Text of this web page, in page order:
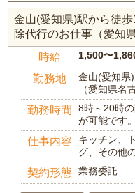
金山(愛知県)駅から徒
除代行のお仕事（愛知
時給 1,500〜
勤務地
金山(愛知県
（愛知県名
勤務時間
8時～20時
が可能です
仕事内容
キッチン、
グ、その他
契約形態 業務委託